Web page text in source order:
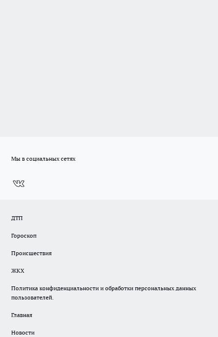
Мы в социальных сетях
ДТП
Гороскоп
Происшествия
ЖКХ
Политика конфиденциальности и обработки персональных данных
пользователей.
Главная
Новости